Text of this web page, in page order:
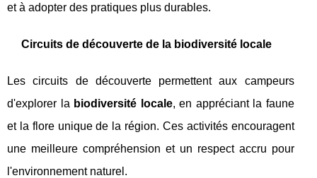
et à adopter des pratiques plus durables.
Circuits de découverte de la biodiversité locale
Les circuits de découverte permettent aux campeurs
d'explorer la biodiversité locale, en appréciant la faune
et la flore unique de la région. Ces activités encouragent
une meilleure compréhension et un respect accru pour
l'environnement naturel.